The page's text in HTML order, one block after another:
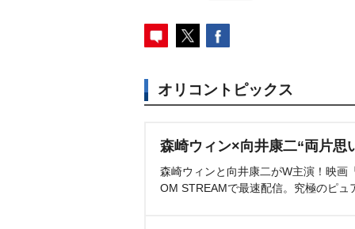
オリコントピックス
森崎ウィン×向井康二“両片思
森崎ウィンと向井康二がW主演！映画
OM STREAMで最速配信。究極のピュ